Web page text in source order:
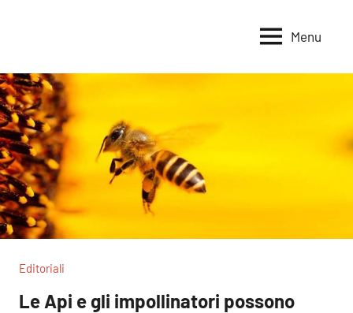
per
la
Terra
per
la
Sovranità
Alimentare
Menu
Editoriali
Le Api e gli impollinatori possono